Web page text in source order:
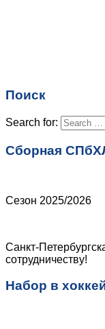
Поиск
Search for:
Сборная
Сезон 2025/2026
Санкт-
сотрудничеству!
Набор в